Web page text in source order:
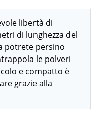
libertà di
di lunghezza del
potrete persino
le polveri
e compatto è
grazie alla